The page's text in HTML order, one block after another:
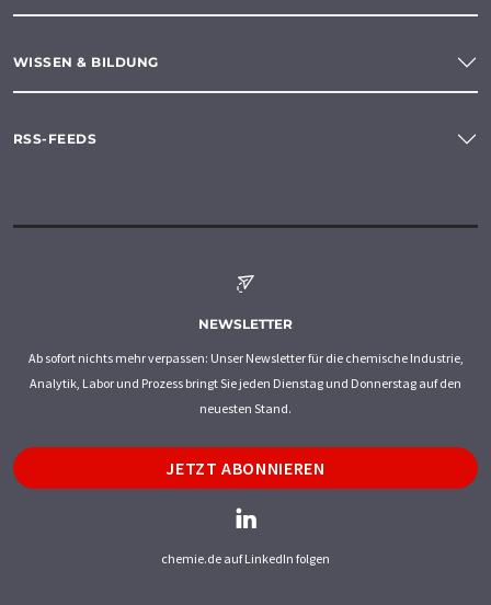
WISSEN & BILDUNG
RSS-FEEDS
NEWSLETTER
Ab sofort nichts mehr verpassen: Unser Newsletter für die chemische Industrie,
Analytik, Labor und Prozess bringt Sie jeden Dienstag und Donnerstag auf den
neuesten Stand.
JETZT ABONNIEREN
chemie.de auf LinkedIn folgen